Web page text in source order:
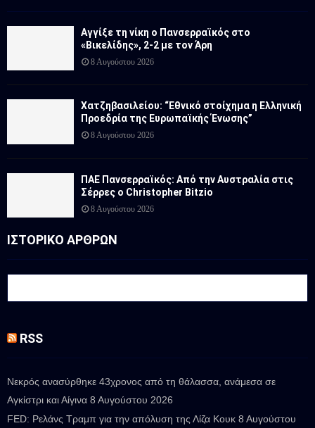
Αγγίξε τη νίκη ο Πανσερραϊκός στο
«Βικελίδης», 2-2 με τον Άρη
8 Αυγούστου 2026
Χατζηβασιλείου: “Εθνικό στοίχημα η Ελληνική
Προεδρία της Ευρωπαϊκής Ένωσης”
8 Αυγούστου 2026
ΠΑΕ Πανσερραϊκός: Από την Αυστραλία στις
Σέρρες ο Christopher Bitzio
8 Αυγούστου 2026
ΙΣΤΟΡΙΚΟ ΑΡΘΡΩΝ
RSS
Νεκρός ανασύρθηκε 43χρονος από τη θάλασσα, ανάμεσα σε
Αγκίστρι και Αίγινα 8 Αυγούστου 2026
FED: Ρελάνς Τραμπ για την απόλυση της Λίζα Κουκ 8 Αυγούστου